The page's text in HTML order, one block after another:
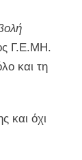
Γ.Ε.ΜΗ.
και τη
και όχι